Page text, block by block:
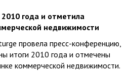
года и отметила
недвижимости
провела пресс-конференцию,
итоги 2010 года и отмечены
коммерческой недвижимости.